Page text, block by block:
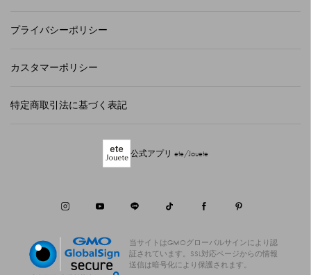
プライバシーポリシー
カスタマーポリシー
特定商取引法に基づく表記
公式アプリ ete/Jouete
当サイトはGMOグローバルサインにより認
証されています。
SSL対応ページからの情報
送信は暗号化により保護されます。